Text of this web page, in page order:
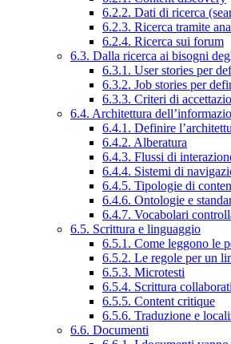
6.2.2. Dati di ricerca
6.2.3. Ricerca tramite
6.2.4. Ricerca sui forum
6.3. Dalla ricerca ai bisogni
6.3.1. User stories per
6.3.2. Job stories per
6.3.3. Criteri di
6.4. Architettura
6.4.1. Definire
6.4.2. Alberatura
6.4.3. Flussi di
6.4.4. Sistemi di
6.4.5. Tipologie di
6.4.6. Ontologie e
6.4.7. Vocabolari
6.5. Scrittura e linguaggio
6.5.1. Come leggono le
6.5.2. Le regole per un
6.5.3. Microtesti
6.5.4. Scrittura
6.5.5. Content critique
6.5.6. Traduzione e
6.6. Documenti